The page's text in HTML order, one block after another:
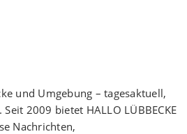
und Umgebung – tagesaktuell,
2009 bietet HALLO LÜBBECKE
Nachrichten,